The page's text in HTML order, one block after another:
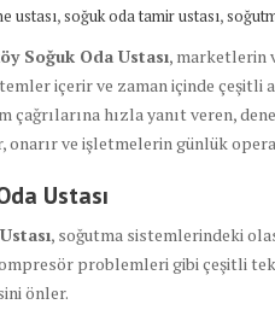
ustası,soğuk oda tamir ustası,
Soğuk Oda Ustası, marketlerin
içerir ve zaman içinde
çağrılarına hızla yanıt veren,
onarır ve işletmelerin günlük
Ustası
, soğutma sistemlerindeki
problemleri gibi çeşitli
önler.